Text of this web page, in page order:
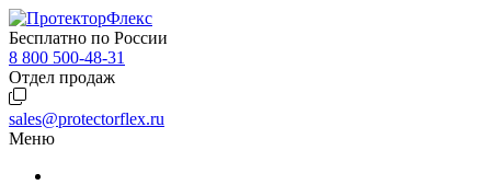
Бесплатно по России
8 800 500-48-31
Отдел продаж
sales@protectorflex.ru
Меню